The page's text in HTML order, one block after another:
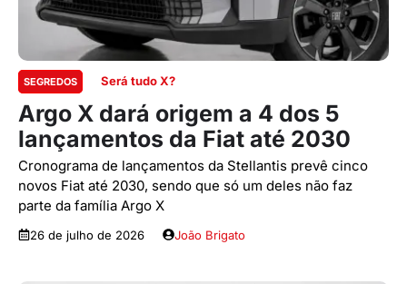
SEGREDOS Será tudo X?
Argo X dará origem a 4 dos 5
lançamentos da Fiat até 2030
Cronograma de lançamentos da Stellantis prevê cinco
novos Fiat até 2030, sendo que só um deles não faz
parte da família Argo X
26 de julho de 2026 João Brigato